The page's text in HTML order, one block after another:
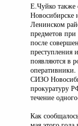
Е.Чуйко также
Новосибирске
Ленинском
предметов
после
преступления
появляются в
СИЗО
прокуратуру
течение
Как